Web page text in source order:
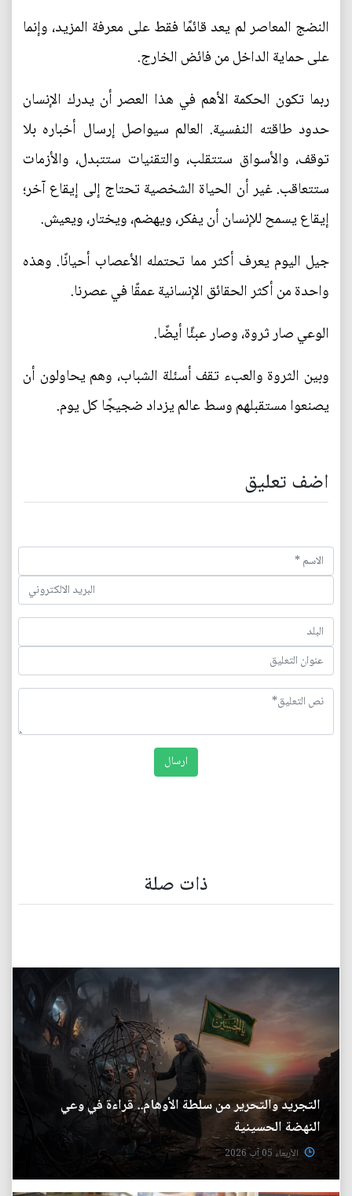
النضج المعاصر لم يعد قائمًا فقط على معرفة المزيد، وإنما
على حماية الداخل من فائض الخارج.
ربما تكون الحكمة الأهم في هذا العصر أن يدرك الإنسان
حدود طاقته النفسية. العالم سيواصل إرسال أخباره بلا
توقف، والأسواق ستتقلب، والتقنيات ستتبدل، والأزمات
ستتعاقب. غير أن الحياة الشخصية تحتاج إلى إيقاع آخر؛
إيقاع يسمح للإنسان أن يفكر، ويهضم، ويختار، ويعيش.
جيل اليوم يعرف أكثر مما تحتمله الأعصاب أحيانًا. وهذه
واحدة من أكثر الحقائق الإنسانية عمقًا في عصرنا.
الوعي صار ثروة، وصار عبئًا أيضًا.
وبين الثروة والعبء تقف أسئلة الشباب، وهم يحاولون أن
يصنعوا مستقبلهم وسط عالم يزداد ضجيجًا كل يوم.
اضف تعليق
ذات صلة
التجريد والتحرير من سلطة الأوهام.. قراءة في وعي
النهضة الحسينية
الأربعاء 05 آب 2026